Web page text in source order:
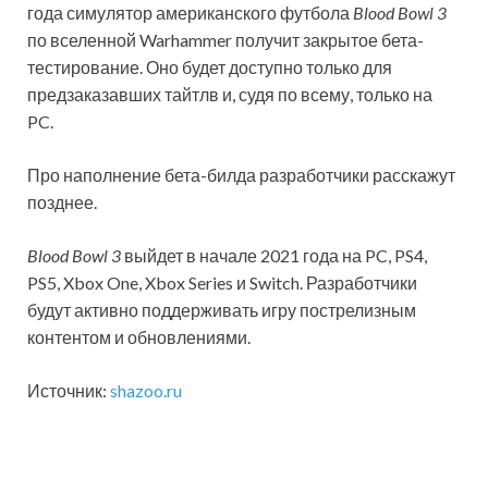
года симулятор американского футбола Blood Bowl 3
по вселенной Warhammer получит закрытое бета-
тестирование. Оно будет доступно только для
предзаказавших тайтлв и, судя по всему, только на
PC.
Про наполнение бета-билда разработчики расскажут
позднее.
Blood Bowl 3 выйдет в начале 2021 года на PC, PS4,
PS5, Xbox One, Xbox Series и Switch. Разработчики
будут активно поддерживать игру пострелизным
контентом и обновлениями.
Источник: shazoo.ru